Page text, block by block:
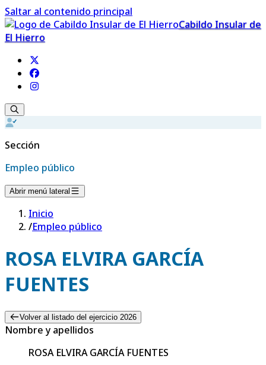
Saltar al contenido principal
Cabildo Insular de
El Hierro
Sección
Empleo público
Abrir menú lateral
Inicio
/Empleo público
ROSA ELVIRA GARCÍA
FUENTES
Volver al listado del ejercicio 2026
Nombre y apellidos
ROSA ELVIRA GARCÍA FUENTES